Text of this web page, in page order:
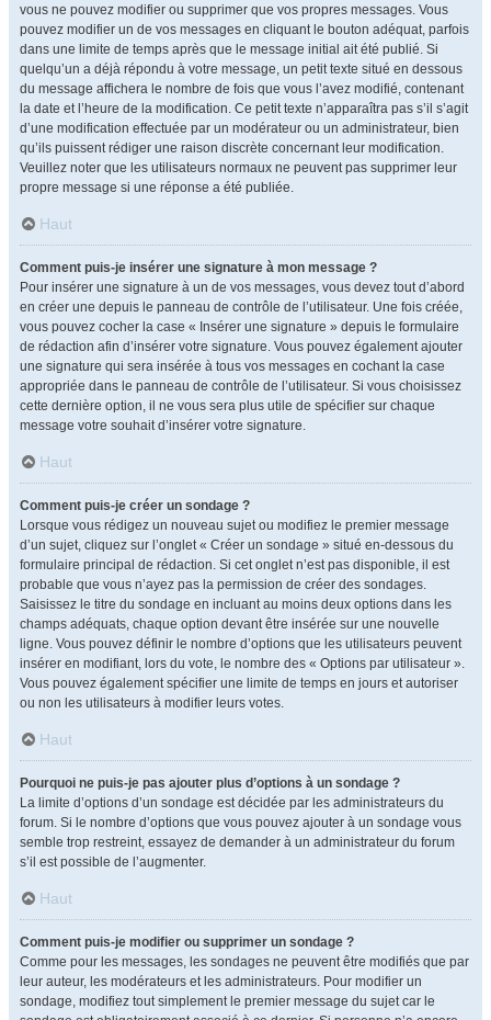
vous ne pouvez modifier ou supprimer que vos propres messages. Vous
pouvez modifier un de vos messages en cliquant le bouton adéquat, parfois
dans une limite de temps après que le message initial ait été publié. Si
quelqu’un a déjà répondu à votre message, un petit texte situé en dessous
du message affichera le nombre de fois que vous l’avez modifié, contenant
la date et l’heure de la modification. Ce petit texte n’apparaîtra pas s’il s’agit
d’une modification effectuée par un modérateur ou un administrateur, bien
qu’ils puissent rédiger une raison discrète concernant leur modification.
Veuillez noter que les utilisateurs normaux ne peuvent pas supprimer leur
propre message si une réponse a été publiée.
Haut
Comment puis-je insérer une signature à mon message ?
Pour insérer une signature à un de vos messages, vous devez tout d’abord
en créer une depuis le panneau de contrôle de l’utilisateur. Une fois créée,
vous pouvez cocher la case « Insérer une signature » depuis le formulaire
de rédaction afin d’insérer votre signature. Vous pouvez également ajouter
une signature qui sera insérée à tous vos messages en cochant la case
appropriée dans le panneau de contrôle de l’utilisateur. Si vous choisissez
cette dernière option, il ne vous sera plus utile de spécifier sur chaque
message votre souhait d’insérer votre signature.
Haut
Comment puis-je créer un sondage ?
Lorsque vous rédigez un nouveau sujet ou modifiez le premier message
d’un sujet, cliquez sur l’onglet « Créer un sondage » situé en-dessous du
formulaire principal de rédaction. Si cet onglet n’est pas disponible, il est
probable que vous n’ayez pas la permission de créer des sondages.
Saisissez le titre du sondage en incluant au moins deux options dans les
champs adéquats, chaque option devant être insérée sur une nouvelle
ligne. Vous pouvez définir le nombre d’options que les utilisateurs peuvent
insérer en modifiant, lors du vote, le nombre des « Options par utilisateur ».
Vous pouvez également spécifier une limite de temps en jours et autoriser
ou non les utilisateurs à modifier leurs votes.
Haut
Pourquoi ne puis-je pas ajouter plus d’options à un sondage ?
La limite d’options d’un sondage est décidée par les administrateurs du
forum. Si le nombre d’options que vous pouvez ajouter à un sondage vous
semble trop restreint, essayez de demander à un administrateur du forum
s’il est possible de l’augmenter.
Haut
Comment puis-je modifier ou supprimer un sondage ?
Comme pour les messages, les sondages ne peuvent être modifiés que par
leur auteur, les modérateurs et les administrateurs. Pour modifier un
sondage, modifiez tout simplement le premier message du sujet car le